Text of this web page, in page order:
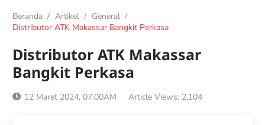
Beranda / Artikel / General /
Distributor ATK Makassar Bangkit Perkasa
Distributor ATK Makassar
Bangkit Perkasa
12 Maret 2024, 07:00AM Article Views: 2,104